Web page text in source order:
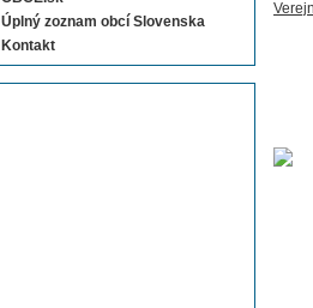
Úplný zoznam obcí Slovenska
Kontakt